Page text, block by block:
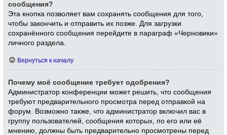
сообщения?
Эта кнопка позволяет вам сохранять сообщения для того,
чтобы закончить и отправить их позже. Для загрузки
сохранённого сообщения перейдите в параграф «Черновики»
личного раздела.
Вернуться к началу
Почему моё сообщение требует одобрения?
Администратор конференции может решить, что сообщения
требуют предварительного просмотра перед отправкой на
форум. Возможно также, что администратор включил вас в
группу пользователей, сообщения которых, по его или её
мнению, должны быть предварительно просмотрены перед